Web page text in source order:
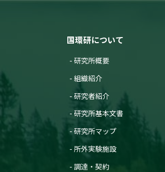
国環研について
研究所概要
組織紹介
研究者紹介
研究所基本文書
研究所マップ
所外実験施設
調達・契約